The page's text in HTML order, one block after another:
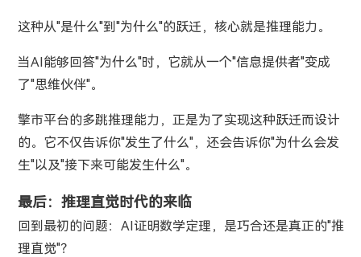
这种从"是什么"到"为什么"的跃迁，核心就是推理能力。
当AI能够回答"为什么"时，它就从一个"信息提供者"变成
了"思维伙伴"。
擎市平台的多跳推理能力，正是为了实现这种跃迁而设计
的。它不仅告诉你"发生了什么"，还会告诉你"为什么会发
生"以及"接下来可能发生什么"。
最后：推理直觉时代的来临
回到最初的问题：AI证明数学定理，是巧合还是真正的"推
理直觉"？